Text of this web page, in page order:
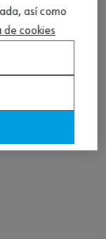
así como
cookies